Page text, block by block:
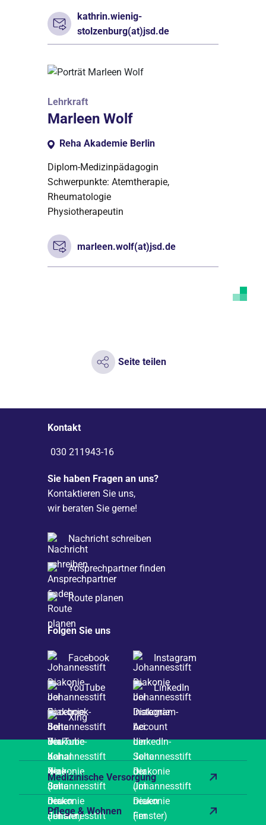
kathrin.wienig-
stolzenburg(at)jsd.de
Lehrkraft
Marleen Wolf
Reha Akademie Berlin
Diplom-Medizinpädagogin
Schwerpunkte: Atemtherapie,
Rheumatologie
Physiotherapeutin
marleen.wolf(at)jsd.de
Seite teilen
Kontakt
030 211943-16
Sie haben Fragen an uns?
Kontaktieren Sie uns,
wir beraten Sie gerne!
Nachricht schreiben
Ansprechpartner finden
Route planen
Folgen Sie uns
Facebook Instagram
YouTube LinkedIn
Xing
Medizinische Versorgung
Pflege & Wohnen